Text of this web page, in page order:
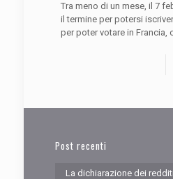
Tra meno di un mese, il 7
il termine per potersi
per poter votare in Francia,
Post recenti
La dichiarazione dei